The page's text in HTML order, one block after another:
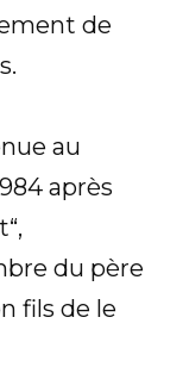
de
au
après
du père
fils de le